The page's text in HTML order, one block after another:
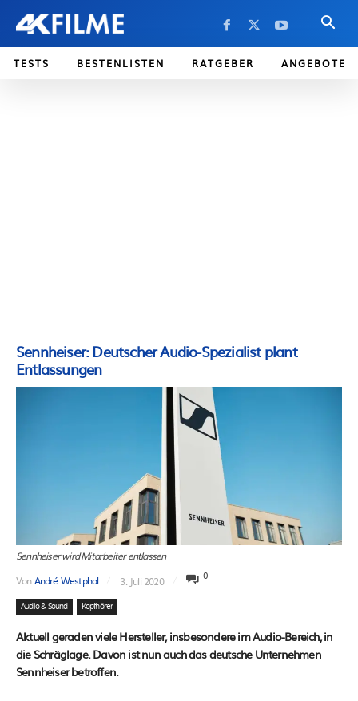
TESTS BESTENLISTEN RATGEBER ANGEBOTE
Sennheiser: Deutscher Audio-Spezialist plant
Entlassungen
Sennheiser wird Mitarbeiter entlassen
VonAndré Westphal 3. Juli 2020 0
Audio & Sound Kopfhörer
Aktuell geraden viele Hersteller, insbesondere im Audio-Bereich, in
die Schräglage. Davon ist nun auch das deutsche Unternehmen
Sennheiser betroffen.